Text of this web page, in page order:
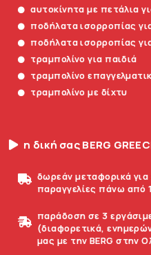
αυτοκίνητα με πετάλια
ποδήλατα ισορροπίας
ποδήλατα ισορροπίας
τραμπολίνο για παιδιά
τραμπολίνο
τραμπολίνο με δίχτυ
η δική σας BERG
δωρεάν μεταφορικά για
παραγγελίες πάνω από
παράδοση σε 3
(διαφορετικά,
μας με την BERG στην